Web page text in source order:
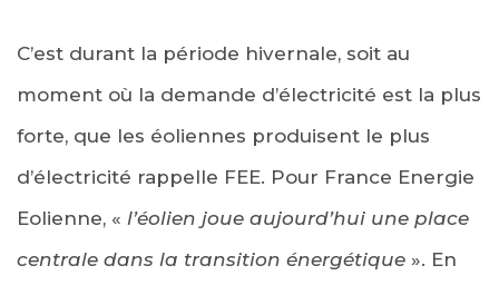
C’est durant la période hivernale, soit au
moment où la demande d’électricité est la plus
forte, que les éoliennes produisent le plus
d’électricité rappelle FEE. Pour France Energie
Eolienne, « l’éolien joue aujourd’hui une place
centrale dans la transition énergétique ». En